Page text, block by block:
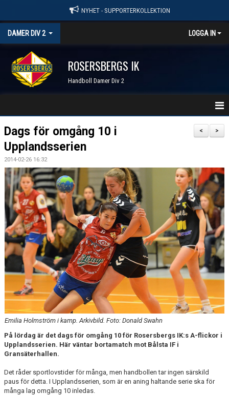
NYHET - SUPPORTERKOLLEKTION
DAMER DIV 2 LOGGA IN
ROSERSBERGS IK
Handboll Damer Div 2
STARTSIDA
NYHETER
KALENDER
TRUPPEN
SERIER & RESULTAT
KONTAKT
DOKUMENT
BILDGALLERI
>
<
Dags för omgång 10 i
Upplandsserien
2014-02-26 16:32
Emilia Holmström i kamp. Arkivbild. Foto: Donald Swahn
På lördag är det dags för omgång 10 för Rosersbergs IK:s A-flickor i
Upplandsserien. Här väntar bortamatch mot Bålsta IF i
Gransäterhallen.
Det råder sportlovstider för många, men handbollen tar ingen särskild
paus för detta. I Upplandsserien, som är en aning haltande serie ska för
många lag omgång 10 inledas.